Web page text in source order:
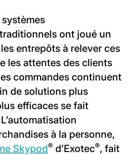
ont joué un
entrepôts à relever ces
les attentes des clients
commandes continuent
de solutions plus
efficaces se fait
à la personne,
Skypod® d’Exotec®, fait